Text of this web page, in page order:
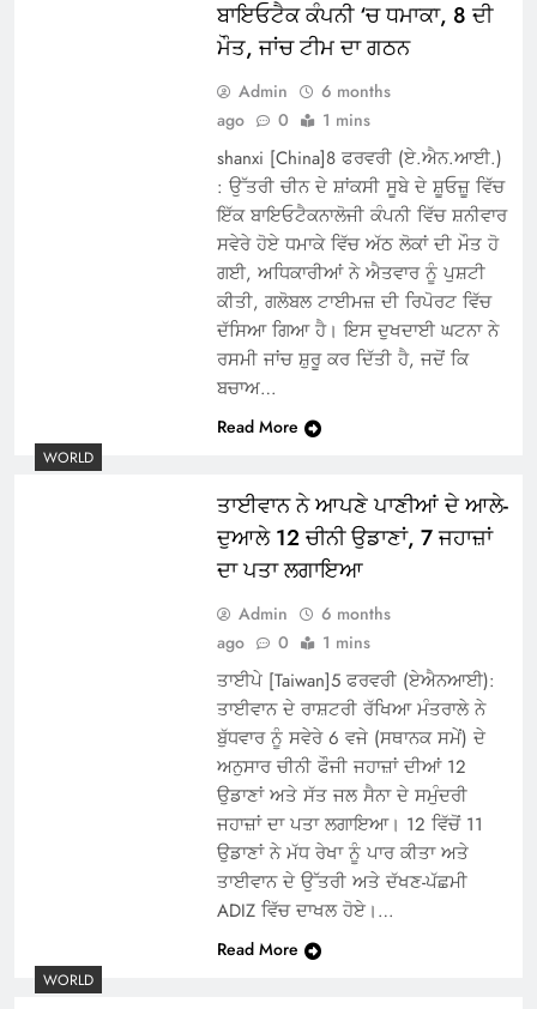
ਬਾਇਓਟੈਕ ਕੰਪਨੀ ‘ਚ ਧਮਾਕਾ, 8 ਦੀ
ਮੌਤ, ਜਾਂਚ ਟੀਮ ਦਾ ਗਠਨ
Admin
6 months
ago
0 1 mins
shanxi [China]8 ਫਰਵਰੀ (ਏ.ਐਨ.ਆਈ.)
: ਉੱਤਰੀ ਚੀਨ ਦੇ ਸ਼ਾਂਕਸੀ ਸੂਬੇ ਦੇ ਸ਼ੂਓਜ਼ੂ ਵਿੱਚ
ਇੱਕ ਬਾਇਓਟੈਕਨਾਲੋਜੀ ਕੰਪਨੀ ਵਿੱਚ ਸ਼ਨੀਵਾਰ
ਸਵੇਰੇ ਹੋਏ ਧਮਾਕੇ ਵਿੱਚ ਅੱਠ ਲੋਕਾਂ ਦੀ ਮੌਤ ਹੋ
ਗਈ, ਅਧਿਕਾਰੀਆਂ ਨੇ ਐਤਵਾਰ ਨੂੰ ਪੁਸ਼ਟੀ
ਕੀਤੀ, ਗਲੋਬਲ ਟਾਈਮਜ਼ ਦੀ ਰਿਪੋਰਟ ਵਿੱਚ
ਦੱਸਿਆ ਗਿਆ ਹੈ। ਇਸ ਦੁਖਦਾਈ ਘਟਨਾ ਨੇ
ਰਸਮੀ ਜਾਂਚ ਸ਼ੁਰੂ ਕਰ ਦਿੱਤੀ ਹੈ, ਜਦੋਂ ਕਿ
ਬਚਾਅ…
Read More
WORLD
ਤਾਈਵਾਨ ਨੇ ਆਪਣੇ ਪਾਣੀਆਂ ਦੇ ਆਲੇ-
ਦੁਆਲੇ 12 ਚੀਨੀ ਉਡਾਣਾਂ, 7 ਜਹਾਜ਼ਾਂ
ਦਾ ਪਤਾ ਲਗਾਇਆ
Admin
6 months
ago
0 1 mins
ਤਾਈਪੇ [Taiwan]5 ਫਰਵਰੀ (ਏਐਨਆਈ):
ਤਾਈਵਾਨ ਦੇ ਰਾਸ਼ਟਰੀ ਰੱਖਿਆ ਮੰਤਰਾਲੇ ਨੇ
ਬੁੱਧਵਾਰ ਨੂੰ ਸਵੇਰੇ 6 ਵਜੇ (ਸਥਾਨਕ ਸਮੇਂ) ਦੇ
ਅਨੁਸਾਰ ਚੀਨੀ ਫੌਜੀ ਜਹਾਜ਼ਾਂ ਦੀਆਂ 12
ਉਡਾਣਾਂ ਅਤੇ ਸੱਤ ਜਲ ਸੈਨਾ ਦੇ ਸਮੁੰਦਰੀ
ਜਹਾਜ਼ਾਂ ਦਾ ਪਤਾ ਲਗਾਇਆ। 12 ਵਿੱਚੋਂ 11
ਉਡਾਣਾਂ ਨੇ ਮੱਧ ਰੇਖਾ ਨੂੰ ਪਾਰ ਕੀਤਾ ਅਤੇ
ਤਾਈਵਾਨ ਦੇ ਉੱਤਰੀ ਅਤੇ ਦੱਖਣ-ਪੱਛਮੀ
ADIZ ਵਿੱਚ ਦਾਖਲ ਹੋਏ।…
Read More
WORLD